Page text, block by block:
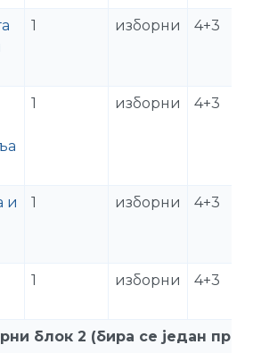
1 изборни 4+3
1 изборни 4+3
и
1 изборни 4+3
1 изборни 4+3
блок 2 (бира се један